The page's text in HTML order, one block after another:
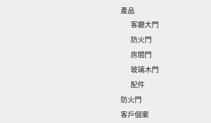
產品
客廳大門
防火門
房間門
玻璃木門
配件
防火門
客戶個案